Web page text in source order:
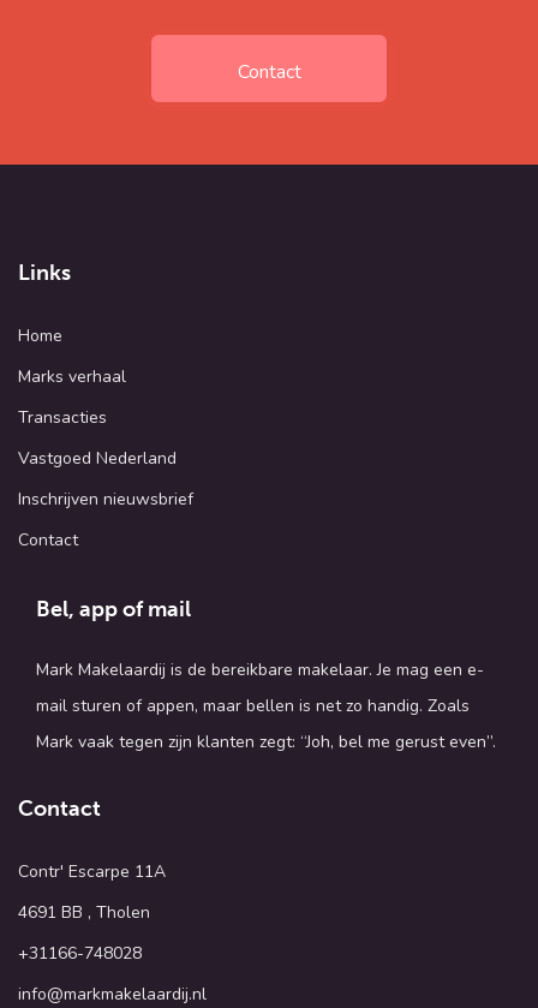
Contact
Links
Home
Marks verhaal
Transacties
Vastgoed Nederland
Inschrijven nieuwsbrief
Contact
Bel, app of mail
Mark Makelaardij is de bereikbare makelaar. Je mag een e-
mail sturen of appen, maar bellen is net zo handig. Zoals
Mark vaak tegen zijn klanten zegt: “Joh, bel me gerust even”.
Contact
Contr' Escarpe 11A
4691 BB , Tholen
+31166-748028
info@markmakelaardij.nl